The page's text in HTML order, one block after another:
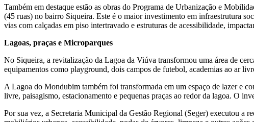
Também em destaque estão as obras do Programa de Urbanização e
(45 ruas) no bairro Siqueira. Este é o maior investimento em infraestrutura
vias com calçadas em piso intertravado e estruturas de acessibilidade,
Lagoas, praças e Microparques
No Siqueira, a revitalização da Lagoa da Viúva transformou uma área de
equipamentos como playground, dois campos de futebol, academias ao ar
A Lagoa do Mondubim também foi transformada em um espaço de lazer e
livre, paisagismo, estacionamento e pequenas praças ao redor da lagoa. O
Por sua vez, a Secretaria Municipal da Gestão Regional (Seger) executou a